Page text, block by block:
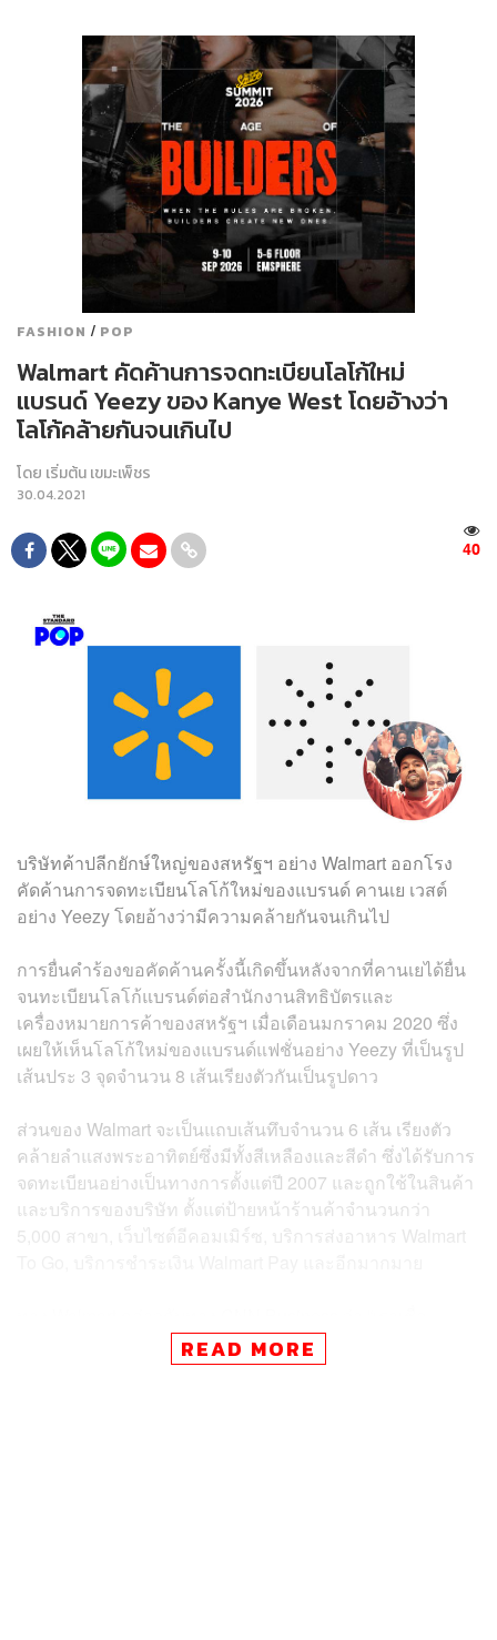
FASHION / POP
Walmart คัดค้านการจดทะเบียนโลโก้ใหม่
แบรนด์ Yeezy ของ Kanye West โดยอ้างว่า
โลโก้คล้ายกันจนเกินไป
โดย เริ่มต้น เขมะเพ็ชร
30.04.2021
40
บริษัทค้าปลีกยักษ์ใหญ่ของสหรัฐฯ อย่าง Walmart ออกโรง
คัดค้านการจดทะเบียนโลโก้ใหม่ของแบรนด์ คานเย เวสต์
อย่าง Yeezy โดยอ้างว่ามีความคล้ายกันจนเกินไป
การยื่นคำร้องขอคัดค้านครั้งนี้เกิดขึ้นหลังจากที่คานเยได้ยื่น
จนทะเบียนโลโก้แบรนด์ต่อสำนักงานสิทธิบัตรและ
เครื่องหมายการค้าของสหรัฐฯ เมื่อเดือนมกราคม 2020 ซึ่ง
เผยให้เห็นโลโก้ใหม่ของแบรนด์แฟชั่นอย่าง Yeezy ที่เป็นรูป
เส้นประ 3 จุดจำนวน 8 เส้นเรียงตัวกันเป็นรูปดาว
ส่วนของ Walmart จะเป็นแถบเส้นทึบจำนวน 6 เส้น เรียงตัว
คล้ายลำแสงพระอาทิตย์ซึ่งมีทั้งสีเหลืองและสีดำ ซึ่งได้รับการ
จดทะเบียนอย่างเป็นทางการตั้งแต่ปี 2007 และถูกใช้ในสินค้า
และบริการของบริษัท ตั้งแต่ป้ายหน้าร้านค้าจำนวนกว่า
5,000 สาขา, เว็บไซต์อีคอมเมิร์ซ, บริการส่งอาหาร Walmart
ว่าการออกแบบโลโก้ที่ปรากฏในแบบคำขอของทาง Yeezy
นั้นคล้ายคลึงกับการออกแบบโลโก้ลำแสงที่เป็นรู้จักกันดีของ
READ MORE